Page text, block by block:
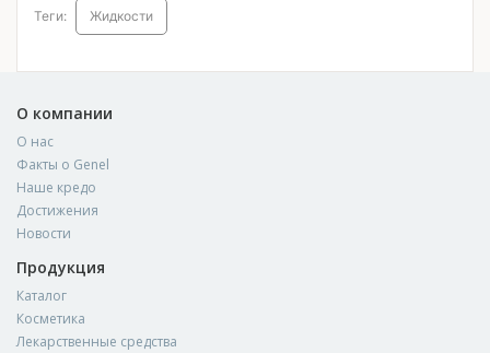
Теги: Жидкости
О компании
О нас
Факты о Genel
Наше кредо
Достижения
Новости
Продукция
Каталог
Косметика
Лекарственные средства